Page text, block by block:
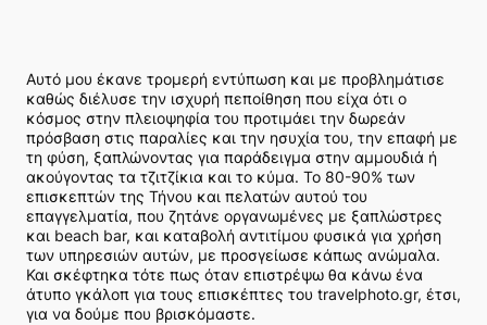
Αυτό μου έκανε τρομερή εντύπωση και με προβλημάτισε
καθώς διέλυσε την ισχυρή πεποίθηση που είχα ότι ο
κόσμος στην πλειοψηφία του προτιμάει την δωρεάν
πρόσβαση στις παραλίες και την ησυχία του, την επαφή με
τη φύση, ξαπλώνοντας για παράδειγμα στην αμμουδιά ή
ακούγοντας τα τζιτζίκια και το κύμα. Το 80-90% των
επισκεπτών της Τήνου και πελατών αυτού του
επαγγελματία, που ζητάνε οργανωμένες με ξαπλώστρες
και beach bar, και καταβολή αντιτίμου φυσικά για χρήση
των υπηρεσιών αυτών, με προσγείωσε κάπως ανώμαλα.
Και σκέφτηκα τότε πως όταν επιστρέψω θα κάνω ένα
άτυπο γκάλοπ για τους επισκέπτες του travelphoto.gr, έτσι,
για να δούμε που βρισκόμαστε.